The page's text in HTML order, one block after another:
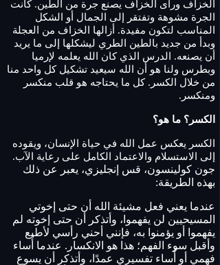
الخزاف ورأى الخزاف يصنع جرة من الطين. كانت
الجرة مشوهة وتفتقر إلى الجمال أو الشكل
المناسب لتكون مفيدة. أزالها الخزاف من العجلة
وبدأ من جديد بالطين الطري ليشكلها إلى ما يريد
أن يصنعه. الدرس الذي كان الله يعلمه لإرميا
وبطرس ولنا هو أن الله سيعيد تشكيل كل واحد منا
من خلال الكسر. كل ما يحتاجه هو قلب منكسر
ومنكسر.
الكسر؟ ما هو؟
الكسر يعكس عمل الله في حياة الإنسان، ويقوده
إلى الاستسلام والاعتماد الكامل على رعاية الآب.
جون كولينسون، قس إنجليزي، يعبر عن ذلك
بهذه الطريقة:
عندما يعني فعل مشيئة الله أن حتى إخوتي
المسيحيين لن يفهموا، وأتذكر أن حتى إخوته لم
يفهموا أو يؤمنوا به، فإنني أحني رأسي لأطيع
وأقبل سوء الفهم؛ هذا هو الانكسار. عندما أُساء
فهمي أو أُساء تفسيري عمدًا، وأتذكر أن يسوع